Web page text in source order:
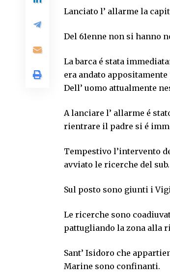
Lanciato l’ allarme la
Del 61enne non si hanno
La barca é stata
era andato
Dell’ uomo attualmente
A lanciare l’ allarme é
rientrare il padre si é
Tempestivo l’intervento
avviato le ricerche del sub.
Sul posto sono giunti i
Le ricerche sono
pattugliando la zona alla
Sant’ Isidoro che
Marine sono confinanti.